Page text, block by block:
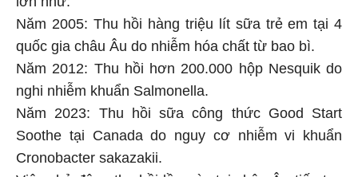
lớn như:
Năm 2005: Thu hồi hàng triệu lít sữa trẻ em tại 4
quốc gia châu Âu do nhiễm hóa chất từ bao bì.
Năm 2012: Thu hồi hơn 200.000 hộp Nesquik do
nghi nhiễm khuẩn Salmonella.
Năm 2023: Thu hồi sữa công thức Good Start
Soothe tại Canada do nguy cơ nhiễm vi khuẩn
Cronobacter sakazakii.